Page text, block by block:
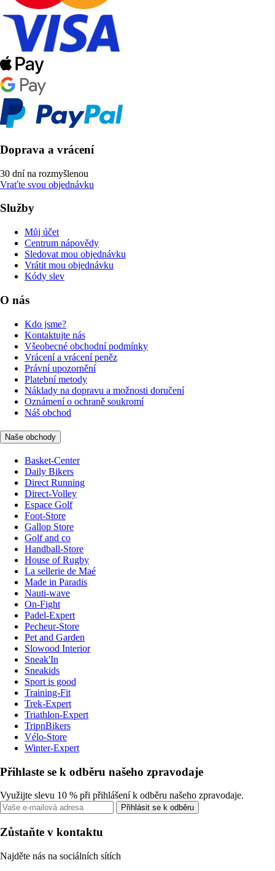
Doprava a vrácení
30 dní na rozmyšlenou
Vraťte svou objednávku
Služby
Můj účet
Centrum nápovědy
Sledovat mou objednávku
Vrátit mou objednávku
Kódy slev
O nás
Kdo jsme?
Kontaktujte nás
Všeobecné obchodní podmínky
Vrácení a vrácení peněz
Právní upozornění
Platební metody
Náklady na dopravu a možnosti doručení
Oznámení o ochraně soukromí
Náš obchod
Naše obchody
Basket-Center
Daily Bikers
Direct Running
Direct-Volley
Espace Golf
Foot-Store
Gallop Store
Golf and co
Handball-Store
House of Rugby
La sellerie de Maé
Made in Paradis
Nauti-wave
On-Fight
Padel-Expert
Pecheur-Store
Pet and Garden
Slowood Interior
Sneak'In
Sneakids
Sport is good
Training-Fit
Trek-Expert
Triathlon-Expert
TripnBikers
Vélo-Store
Winter-Expert
Přihlaste se k odběru našeho zpravodaje
Využijte slevu 10 % při přihlášení k odběru našeho zpravodaje.
Přihlásit se k odběru
Zůstaňte v kontaktu
Najděte nás na sociálních sítích